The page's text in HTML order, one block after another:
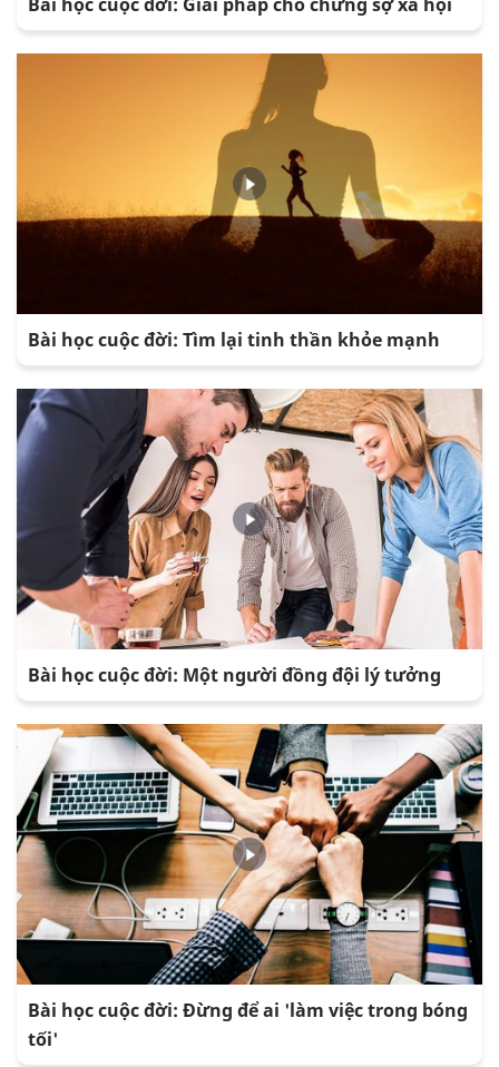
Bài học cuộc đời: Tìm lại tinh thần khỏe mạnh
Bài học cuộc đời: Một người đồng đội lý tưởng
Bài học cuộc đời: Đừng để ai 'làm việc trong bóng
tối'